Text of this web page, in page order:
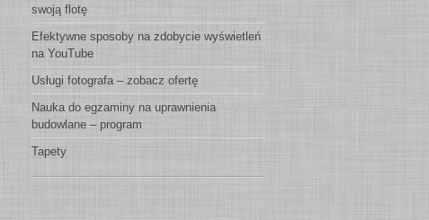
swoją flotę
Efektywne sposoby na zdobycie wyświetleń
na YouTube
Usługi fotografa – zobacz ofertę
Nauka do egzaminy na uprawnienia
budowlane – program
Tapety